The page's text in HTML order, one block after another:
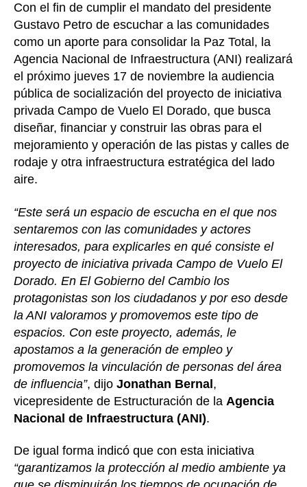
Con el fin de cumplir el mandato del presidente
Gustavo Petro de escuchar a las comunidades
como un aporte para consolidar la Paz Total, la
Agencia Nacional de Infraestructura (ANI) realizará
el próximo jueves 17 de noviembre la audiencia
pública de socialización del proyecto de iniciativa
privada Campo de Vuelo El Dorado, que busca
diseñar, financiar y construir las obras para el
mejoramiento y operación de las pistas y calles de
rodaje y otra infraestructura estratégica del lado
aire.
“Este será un espacio de escucha en el que nos
sentaremos con las comunidades y actores
interesados, para explicarles en qué consiste el
proyecto de iniciativa privada Campo de Vuelo El
Dorado. En El Gobierno del Cambio los
protagonistas son los ciudadanos y por eso desde
la ANI valoramos y promovemos este tipo de
espacios. Con este proyecto, además, le
apostamos a la generación de empleo y
promovemos la vinculación de personas del área
de influencia”, dijo Jonathan Bernal,
vicepresidente de Estructuración de la Agencia
Nacional de Infraestructura (ANI).
De igual forma indicó que con esta iniciativa
“garantizamos la protección al medio ambiente ya